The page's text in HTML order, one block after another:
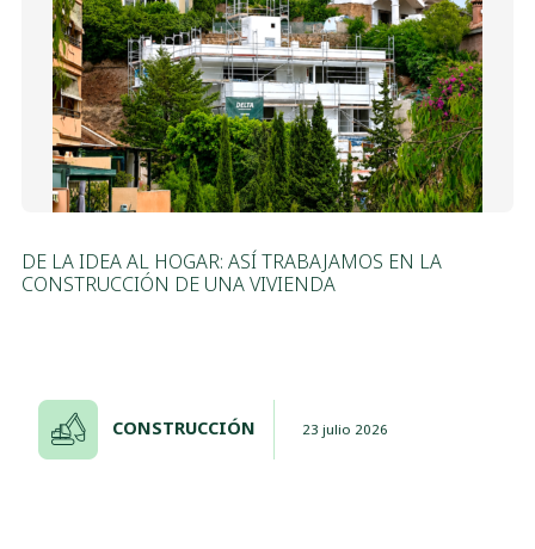
DE LA IDEA AL HOGAR: ASÍ TRABAJAMOS EN LA
CONSTRUCCIÓN DE UNA VIVIENDA
CONSTRUCCIÓN 23 julio 2026